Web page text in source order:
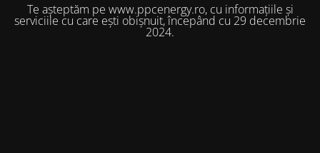
Te așteptăm pe www.ppcenergy.ro, cu informațiile și
serviciile cu care ești obișnuit, începând cu 29 decembrie
2024.